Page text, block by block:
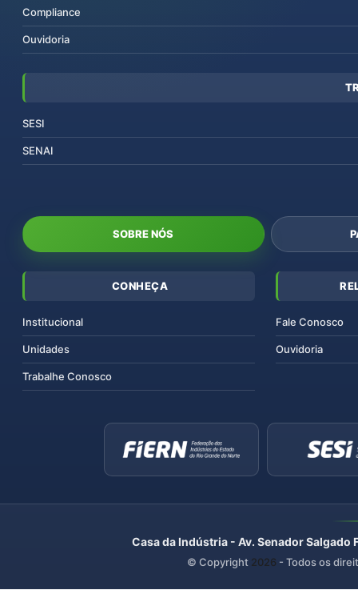
Compliance
Ouvidoria
SESI
SENAI
SOBRE NÓS
CONHEÇA
Institucional
Unidades
Trabalhe Conosco
Fale Conosco
Ouvidoria
Casa da Indústria - Av. Senador
© Copyright 2026 - Todos os